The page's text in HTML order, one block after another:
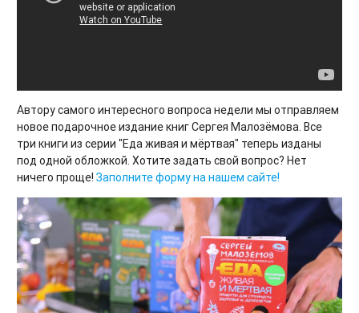
Автору самого интересного вопроса недели мы отправляем
новое подарочное издание книг Сергея Малозёмова. Все
три книги из серии "Еда живая и мёртвая" теперь изданы
под одной обложкой. Хотите задать свой вопрос? Нет
ничего проще! Заполните форму на нашем сайте!